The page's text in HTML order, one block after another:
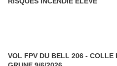
VOL FPV DU BELL 206 - COLLE